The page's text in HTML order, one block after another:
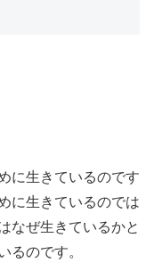
に生きているのです
に生きているのでは
なぜ生きているかと
るのです。